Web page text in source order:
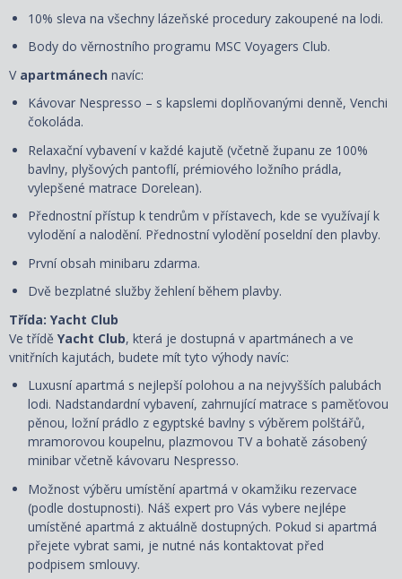
10% sleva na všechny lázeňské procedury zakoupené na lodi.
Body do věrnostního programu MSC Voyagers Club.
V apartmánech navíc:
Kávovar Nespresso – s kapslemi doplňovanými denně, Venchi
čokoláda.
Relaxační vybavení v každé kajutě (včetně županu ze 100%
bavlny, plyšových pantoflí, prémiového ložního prádla,
vylepšené matrace Dorelean).
Přednostní přístup k tendrům v přístavech, kde se využívají k
vylodění a nalodění. Přednostní vylodění poseldní den plavby.
První obsah minibaru zdarma.
Dvě bezplatné služby žehlení během plavby.
Třída: Yacht Club
Ve třídě Yacht Club, která je dostupná v apartmánech a ve
vnitřních kajutách, budete mít tyto výhody navíc:
Luxusní apartmá s nejlepší polohou a na nejvyšších palubách
lodi. Nadstandardní vybavení, zahrnující matrace s paměťovou
pěnou, ložní prádlo z egyptské bavlny s výběrem polštářů,
mramorovou koupelnu, plazmovou TV a bohatě zásobený
minibar včetně kávovaru Nespresso.
Možnost výběru umístění apartmá v okamžiku rezervace
(podle dostupnosti). Náš expert pro Vás vybere nejlépe
umístěné apartmá z aktuálně dostupných. Pokud si apartmá
přejete vybrat sami, je nutné nás kontaktovat před
podpisem smlouvy.